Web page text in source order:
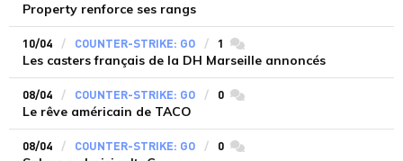
Property renforce ses rangs
10/04 COUNTER-STRIKE: GO 1 commentaires
Les casters français de la DH Marseille annoncés
08/04 COUNTER-STRIKE: GO 0 commentaires
Le rêve américain de TACO
08/04 COUNTER-STRIKE: GO 0 commentaires